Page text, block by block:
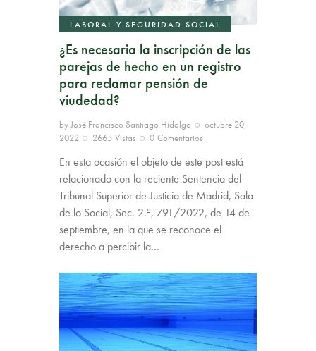
LABORAL Y SEGURIDAD SOCIAL
¿Es necesaria la inscripción de las
parejas de hecho en un registro
para reclamar pensión de
viudedad?
byJosé Francisco Santiago Hidalgo
octubre 20,
2022
2665 Vistas 0 Comentarios
En esta ocasión el objeto de este post está
relacionado con la reciente Sentencia del
Tribunal Superior de Justicia de Madrid, Sala
de lo Social, Sec. 2.ª, 791/2022, de 14 de
septiembre, en la que se reconoce el
derecho a percibir la…